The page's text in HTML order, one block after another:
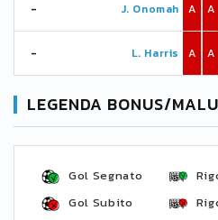
- J. Onomah A
- L. Harris A
A
A
LEGENDA BONUS/
Gol Segnato
Gol Subito